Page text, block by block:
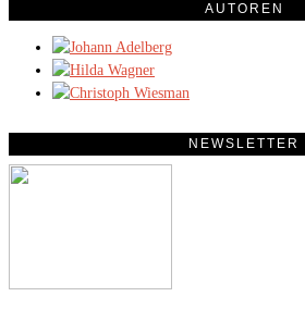
AUTOREN
NEWSLETTER